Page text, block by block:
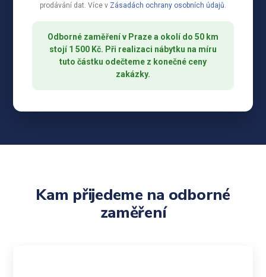
prodávání dat. Více v Zásadách ochrany osobních údajů.
Odborné zaměření v Praze a okolí do 50 km
stojí 1 500 Kč. Při realizaci nábytku na míru
tuto částku odečteme z konečné ceny
zakázky.
Kam přijedeme na odborné
zaměření